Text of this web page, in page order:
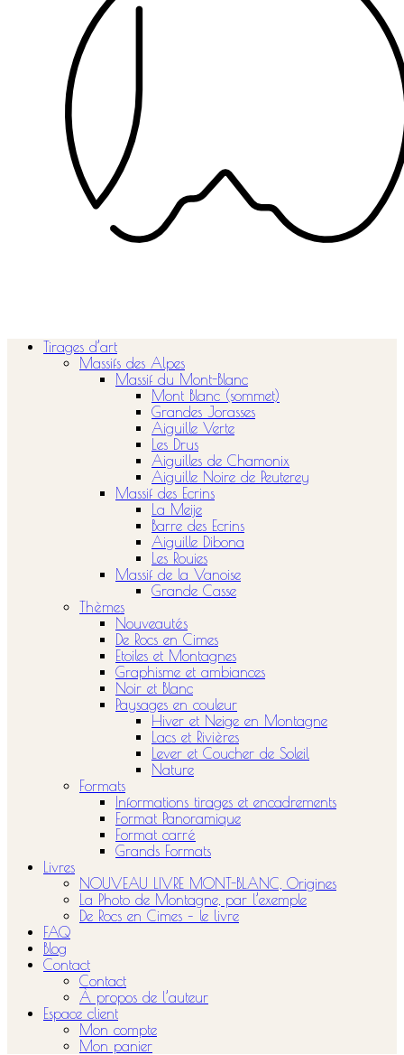
Tirages d’art
Massifs des Alpes
Massif du Mont-Blanc
Mont Blanc (sommet)
Grandes Jorasses
Aiguille Verte
Les Drus
Aiguilles de Chamonix
Aiguille Noire de Peuterey
Massif des Ecrins
La Meije
Barre des Ecrins
Aiguille Dibona
Les Rouies
Massif de la Vanoise
Grande Casse
Thèmes
Nouveautés
De Rocs en Cimes
Etoiles et Montagnes
Graphisme et ambiances
Noir et Blanc
Paysages en couleur
Hiver et Neige en Montagne
Lacs et Rivières
Lever et Coucher de Soleil
Nature
Formats
Informations tirages et encadrements
Format Panoramique
Format carré
Grands Formats
Livres
NOUVEAU LIVRE MONT-BLANC, Origines
La Photo de Montagne, par l’exemple
De Rocs en Cimes – le livre
FAQ
Blog
Contact
Contact
À propos de l’auteur
Espace client
Mon compte
Mon panier